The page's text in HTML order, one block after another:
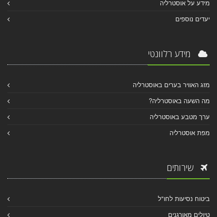
מידע על אוסטרליה
יעדים נוספים
מידע רלוונטי
מזג האוויר בערים באוסטרליה
מה השעה באוסטרליה?
ערך מטבע באוסטרליה
מפת אוסטרליה
שירותים
ביטוח נסיעות לחו"ל
טיולים מאורגנים